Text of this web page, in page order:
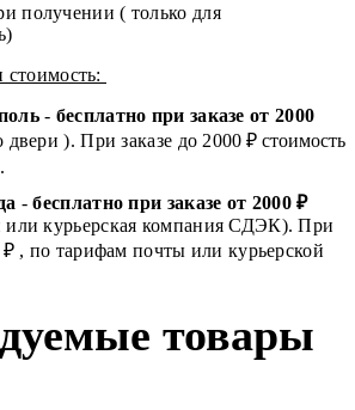
получении ( только для
- бесплатно при заказе от 2000
). При заказе до 2000 ₽ стоимость
-бесплатно при заказе от 2000 ₽
или курьерская компания СДЭК). При
₽ , по тарифам почты или курьерской
товары